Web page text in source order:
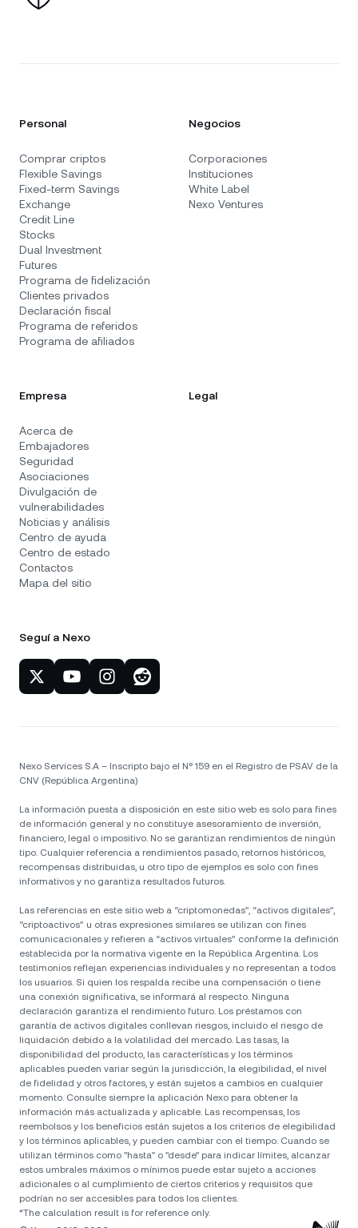
Personal
Comprar criptos
Flexible Savings
Fixed-term Savings
Exchange
Credit Line
Stocks
Dual Investment
Futures
Programa de fidelización
Clientes privados
Declaración fiscal
Programa de referidos
Programa de afiliados
Negocios
Corporaciones
Instituciones
White Label
Nexo Ventures
Empresa
Acerca de
Embajadores
Seguridad
Asociaciones
Divulgación de
vulnerabilidades
Noticias y análisis
Centro de ayuda
Centro de estado
Contactos
Mapa del sitio
Legal
Seguí a Nexo
Nexo Services S.A – Inscripto bajo el N° 159 en el Registro de PSAV de la
CNV (República Argentina)
La información puesta a disposición en este sitio web es solo para fines
de información general y no constituye asesoramiento de inversión,
financiero, legal o impositivo. No se garantizan rendimientos de ningún
tipo. Cualquier referencia a rendimientos pasado, retornos históricos,
recompensas distribuidas, u otro tipo de ejemplos es solo con fines
informativos y no garantiza resultados futuros.
Las referencias en este sitio web a “criptomonedas”, “activos digitales”,
“criptoactivos” u otras expresiones similares se utilizan con fines
comunicacionales y refieren a “activos virtuales” conforme la definición
establecida por la normativa vigente en la República Argentina. Los
testimonios reflejan experiencias individuales y no representan a todos
los usuarios. Si quien los respalda recibe una compensación o tiene
una conexión significativa, se informará al respecto. Ninguna
declaración garantiza el rendimiento futuro. Los préstamos con
garantía de activos digitales conllevan riesgos, incluido el riesgo de
liquidación debido a la volatilidad del mercado. Las tasas, la
disponibilidad del producto, las características y los términos
aplicables pueden variar según la jurisdicción, la elegibilidad, el nivel
de fidelidad y otros factores, y están sujetos a cambios en cualquier
momento. Consulte siempre la aplicación Nexo para obtener la
información más actualizada y aplicable. Las recompensas, los
reembolsos y los beneficios están sujetos a los criterios de elegibilidad
y los términos aplicables, y pueden cambiar con el tiempo. Cuando se
utilizan términos como "hasta" o "desde" para indicar límites, alcanzar
estos umbrales máximos o mínimos puede estar sujeto a acciones
adicionales o al cumplimiento de ciertos criterios y requisitos que
podrían no ser accesibles para todos los clientes.
*The calculation result is for reference only.